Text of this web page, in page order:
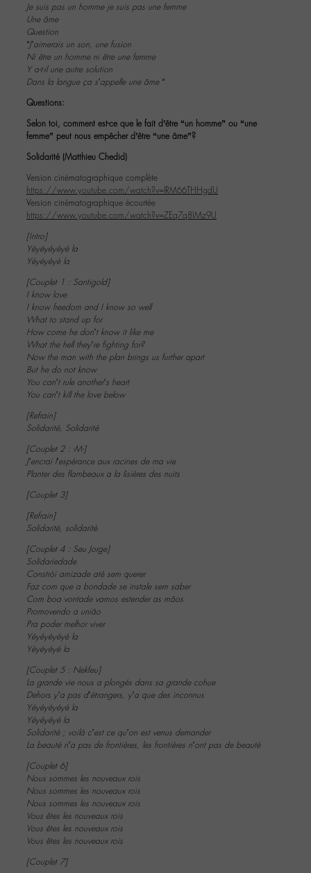
Je suis pas un homme je suis pas une femme
Une âme
Question
“J’aimerais un son, une fusion
Ni être un homme ni être une femme
Y a-t-il une autre solution
Dans la langue ça s’appelle une âme “
Questions:
Selon toi, comment est-ce que le fait d’être “un homme” ou “une
femme” peut nous empêcher d’être “une âme”?
Solidarité (Matthieu Chedid)
Version cinématographique complète
https://www.youtube.com/watch?v=lRM66THHgdU
Version cinématographique écourtée
https://www.youtube.com/watch?v=ZEq7q8IMz9U
[Intro]
Yéyéyéyéyé la
Yéyéyéyé la
[Couplet 1 : Santigold]
I know love
I know freedom and I know so well
What to stand up for
How come he don’t know it like me
What the hell they’re fighting for?
Now the man with the plan brings us further apart
But he do not know
You can’t rule another’s heart
You can’t kill the love below
[Refrain]
Solidarité, Solidarité
[Couplet 2 : -M-]
J’encrai l’espérance aux racines de ma vie
Planter des flambeaux a la lisières des nuits
[Couplet 3]
[Refrain]
Solidarité, solidarité
[Couplet 4 : Seu Jorge]
Solidariedade
Constrói amizade até sem querer
Faz com que a bondade se instale sem saber
Com boa vontade vamos estender as mãos
Promovendo a união
Pra poder melhor viver
Yéyéyéyéyé la
Yéyéyéyé la
[Couplet 5 : Nekfeu]
La grande vie nous a plongés dans sa grande cohue
Dehors y’a pas d’étrangers, y’a que des inconnus
Yéyéyéyéyé la
Yéyéyéyé la
Solidarité ; voilà c’est ce qu’on est venus demander
La beauté n’a pas de frontières, les frontières n’ont pas de beauté
[Couplet 6]
Nous sommes les nouveaux rois
Nous sommes les nouveaux rois
Nous sommes les nouveaux rois
Vous êtes les nouveaux rois
Vous êtes les nouveaux rois
Vous êtes les nouveaux rois
[Couplet 7]